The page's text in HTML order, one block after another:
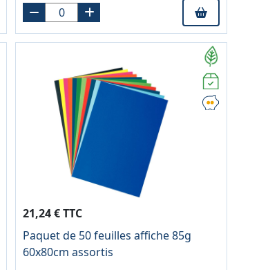
21,24 € TTC
Paquet de 50 feuilles affiche 85g
60x80cm assortis